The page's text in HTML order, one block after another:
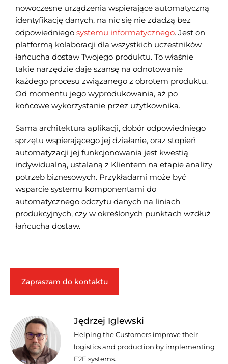
nowoczesne urządzenia wspierające automatyczną
identyfikację danych, na nic się nie zdadzą bez
odpowiedniego systemu informatycznego. Jest on
platformą kolaboracji dla wszystkich uczestników
łańcucha dostaw Twojego produktu. To właśnie
takie narzędzie daje szansę na odnotowanie
każdego procesu związanego z obrotem produktu.
Od momentu jego wyprodukowania, aż po
końcowe wykorzystanie przez użytkownika.
Sama architektura aplikacji, dobór odpowiedniego
sprzętu wspierającego jej działanie, oraz stopień
automatyzacji jej funkcjonowania jest kwestią
indywidualną, ustalaną z Klientem na etapie analizy
potrzeb biznesowych. Przykładami może być
wsparcie systemu komponentami do
automatycznego odczytu danych na liniach
produkcyjnych, czy w określonych punktach wzdłuż
łańcucha dostaw.
Zapraszam do kontaktu
Jędrzej Iglewski
Helping the Customers improve their
logistics and production by implementing
E2E systems.